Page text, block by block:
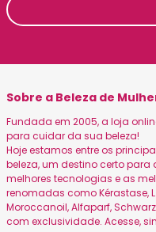
Sobre a Beleza de
Fundada em 2005, a loja
para cuidar da sua beleza!
Hoje estamos entre os
beleza, um destino certo
melhores tecnologias e as
renomadas como Kérastase,
Moroccanoil, Alfaparf,
com exclusividade. Acesse,